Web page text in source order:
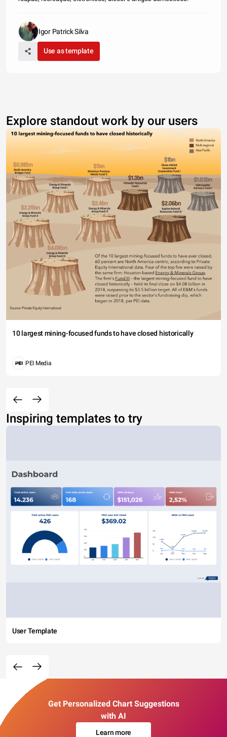
Igor Patrick Silva
Use as template
Explore standout work by our users
10 largest mining-focused funds to have closed historically
PEI Media
Inspiring templates to try
User Template
Get Personalized Chart Suggestions
with AI
Learn more